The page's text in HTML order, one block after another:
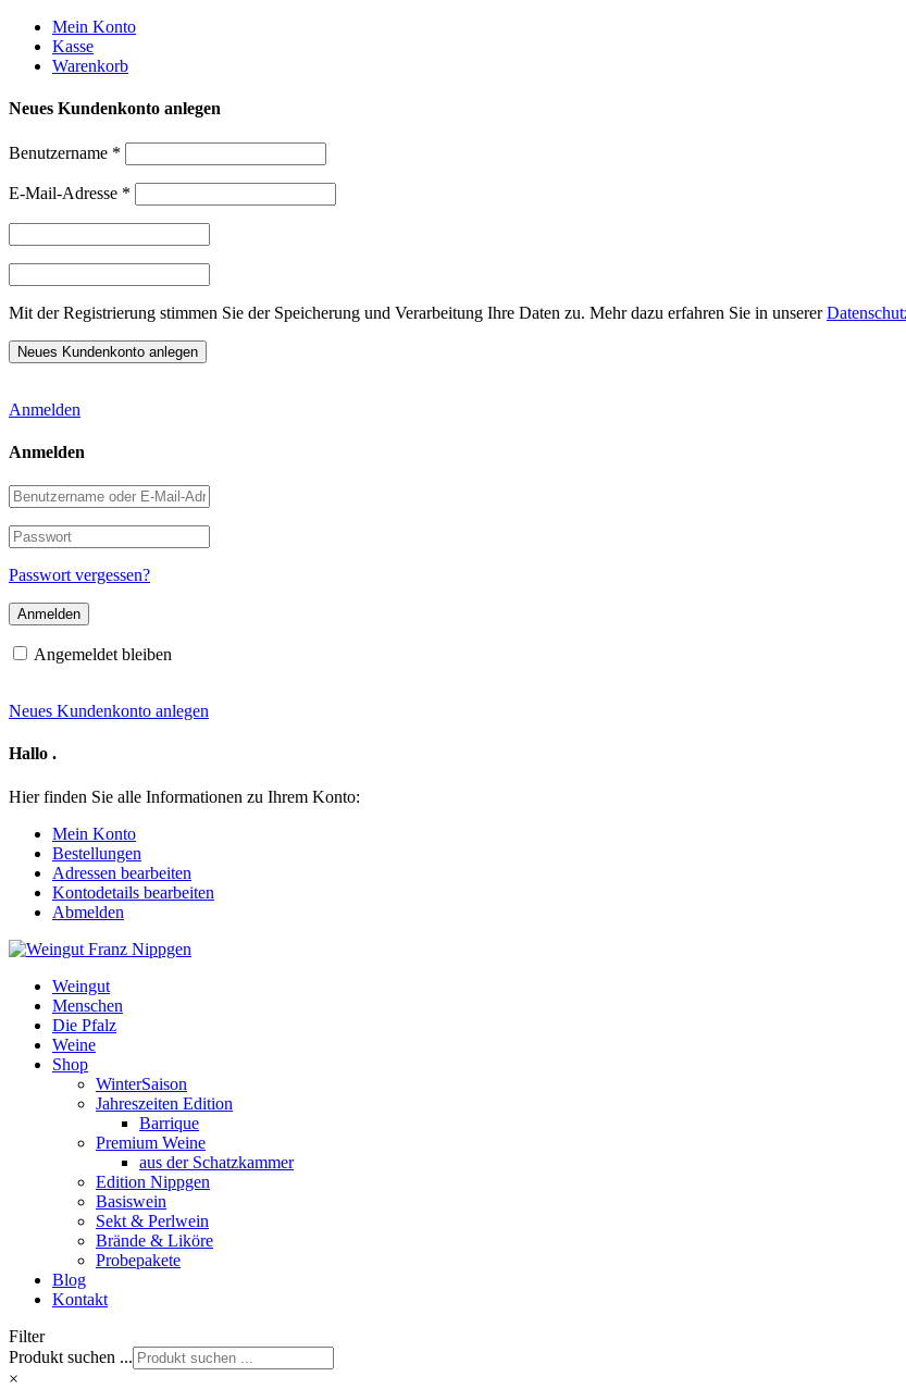
Weiter
zum
Inhalt
Mein Konto
Kasse
Warenkorb
Neues Kundenkonto anlegen
Benutzername *
E-Mail-Adresse *
Mit der Registrierung stimmen Sie der Speicherung und Verarbeitung Ihre Daten zu. Mehr dazu erfahren Sie in unserer
Anmelden
Anmelden
Benutzername
oder
E-
Mail-
Adresse
Passwort
Passwort vergessen?
Angemeldet bleiben
Neues Kundenkonto anlegen
Hallo .
Hier finden Sie alle Informationen zu Ihrem Konto:
Mein Konto
Bestellungen
Adressen bearbeiten
Kontodetails bearbeiten
Abmelden
Weingut
Menschen
Die Pfalz
Weine
Shop
WinterSaison
Jahreszeiten Edition
Barrique
Premium Weine
aus der Schatzkammer
Edition Nippgen
Basiswein
Sekt & Perlwein
Brände & Liköre
Probepakete
Blog
Kontakt
Filter
Produkt suchen ...
×